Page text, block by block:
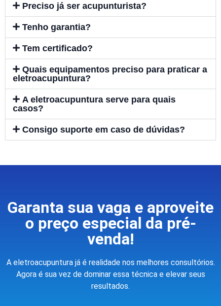
Preciso já ser acupunturista?
Tenho garantia?
Tem certificado?
Quais equipamentos preciso para praticar a
eletroacupuntura?
A eletroacupuntura serve para quais
casos?
Consigo suporte em caso de dúvidas?
Garanta sua vaga e aproveite
o preço especial da pré-
venda!
A eletroacupuntura já é realidade nos melhores consultórios.
Agora é sua vez de dominar essa técnica e elevar seus
resultados.